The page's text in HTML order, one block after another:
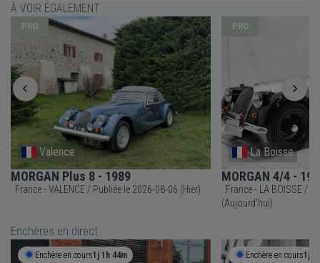
À VOIR ÉGALEMENT
PRO
Valence
MORGAN Plus 8 - 1989
France - VALENCE / Publiée le 2026-08-06 (Hier)
PRO
La Boisse
MORGAN 4/4 -
France - LA BOISSE / Publiée le 2026-08-07
(Aujourd'hui)
Enchères en direct
Enchère en cours1j 1h 44m Enchère en cours1j